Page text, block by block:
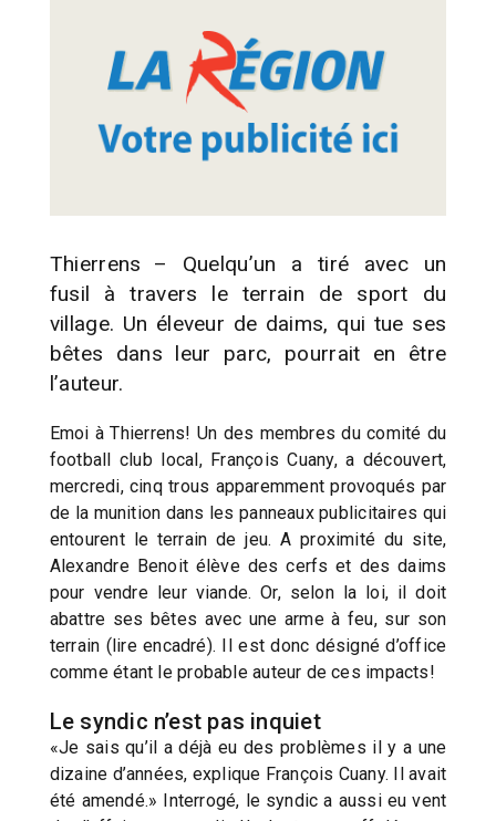
Thierrens – Quelqu’un a tiré avec un
fusil à travers le terrain de sport du
village. Un éleveur de daims, qui tue ses
bêtes dans leur parc, pourrait en être
l’auteur.
Emoi à Thierrens! Un des membres du comité du
football club local, François Cuany, a découvert,
mercredi, cinq trous apparemment provoqués par
de la munition dans les panneaux publicitaires qui
entourent le terrain de jeu. A proximité du site,
Alexandre Benoit élève des cerfs et des daims
pour vendre leur viande. Or, selon la loi, il doit
abattre ses bêtes avec une arme à feu, sur son
terrain (lire encadré). Il est donc désigné d’office
comme étant le probable auteur de ces impacts!
Le syndic n’est pas inquiet
«Je sais qu’il a déjà eu des problèmes il y a une
dizaine d’années, explique François Cuany. Il avait
été amendé.» Interrogé, le syndic a aussi eu vent